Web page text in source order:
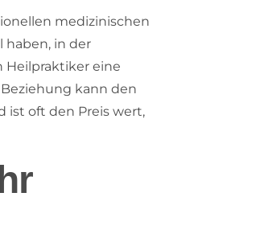
medizinischen
haben, in der
Heilpraktiker eine
kann den
ist oft den Preis wert,